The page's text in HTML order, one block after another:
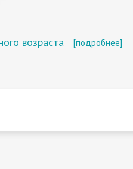
возраста [подробнее]